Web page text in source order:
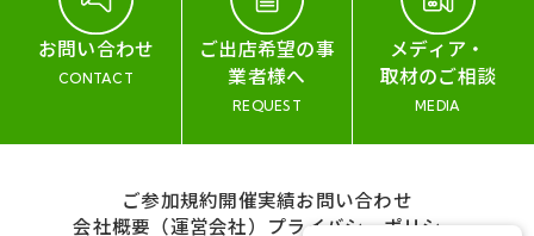
お問い合わせ
CONTACT
ご出店希望の事
業者様へ
REQUEST
メディア・
取材のご相談
MEDIA
ご参加規約開催実績お問い合わせ
会社概要（運営会社） プライバシーポリシー